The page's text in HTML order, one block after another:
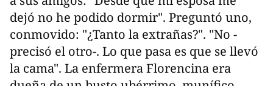
dejó no he podido dormir". Preguntó uno,
conmovido: "¿Tanto la extrañas?". "No -
precisó el otro-. Lo que pasa es que se llevó
la cama". La enfermera Florencina era